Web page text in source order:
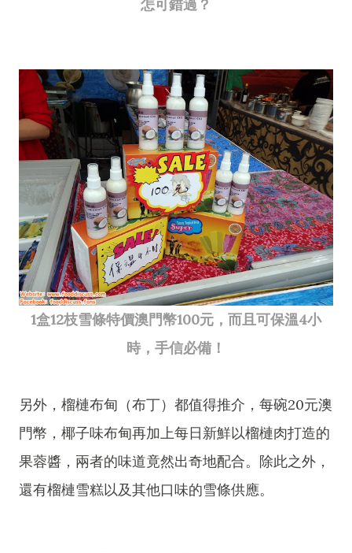
怎可錯過？
1盒12枝雪條特價澳門幣100元，而且可保溫4小
時，手信必備！
另外，榴槤布甸（布丁）都值得推介，每碗20元澳
門幣，椰子味布甸再加上每日新鮮以榴槤肉打造的
果蓉醬，兩者的味道竟然出奇地配合。除此之外，
還有榴槤雪糕以及其他口味的雪條供應。